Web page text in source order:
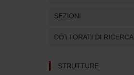
SEZIONI
DOTTORATI DI RICERCA
STRUTTURE